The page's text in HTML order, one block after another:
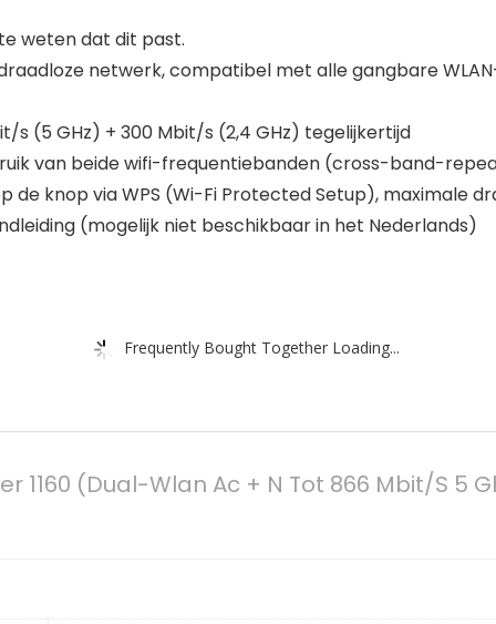
weten dat dit past.
netwerk, compatibel met alle gangbare
s (5 GHz) + 300 Mbit/s (2,4 GHz) tegelijkertijd
van beide wifi-frequentiebanden (cross-band-
knop via WPS (Wi-Fi Protected Setup), maximale
(mogelijk niet beschikbaar in het Nederlands)
Frequently Bought Together Loading...
1160 (Dual-Wlan Ac + N Tot 866 Mbit/S 5